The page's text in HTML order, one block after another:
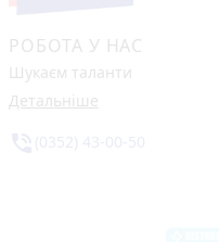
РОБОТА У НАС
Шукаєм таланти
Детальніше